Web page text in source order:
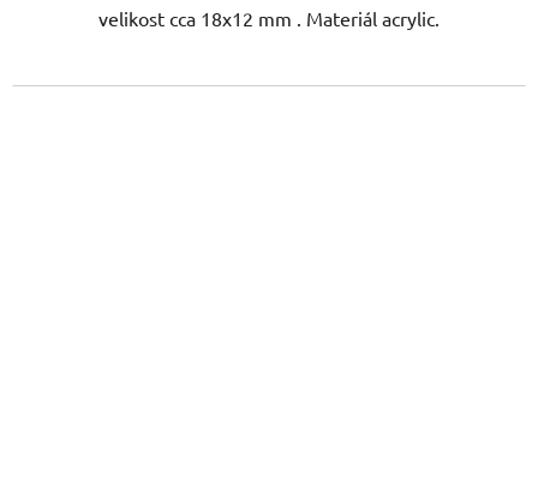
velikost cca 18x12 mm . Materiál acrylic.